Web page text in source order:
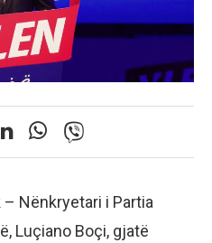
Nënkryetari i Partia
Luçiano Boçi, gjatë